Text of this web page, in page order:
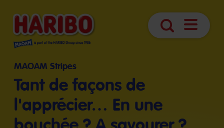
Search
MAOAM Stripes
Tant de façons de
l'apprécier… En une